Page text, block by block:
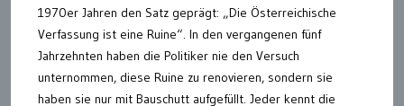
1970er Jahren den Satz geprägt: „Die Österreichische
Verfassung ist eine Ruine“. In den vergangenen fünf
Jahrzehnten haben die Politiker nie den Versuch
unternommen, diese Ruine zu renovieren, sondern sie
haben sie nur mit Bauschutt aufgefüllt. Jeder kennt die